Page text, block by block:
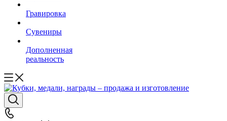
Гравировка
Сувениры
Дополненная
реальность